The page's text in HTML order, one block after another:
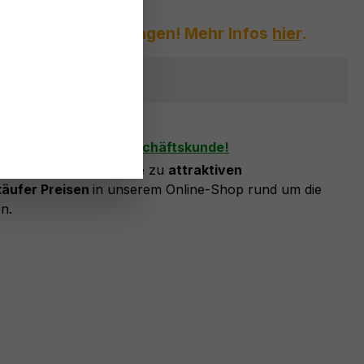
vor großen Mengen! Mehr Infos hier.
Sie sich jetzt als Geschäftskunde!
können Sie zu attraktiven
Preisen in unserem Online-Shop rund um die